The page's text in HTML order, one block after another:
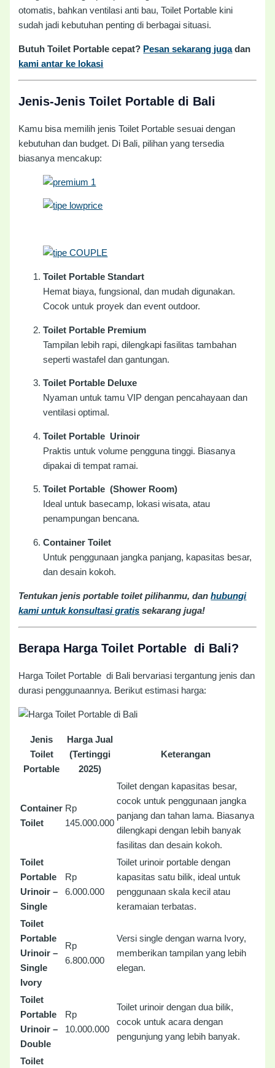
otomatis, bahkan ventilasi anti bau, Toilet Portable kini
sudah jadi kebutuhan penting di berbagai situasi.
Butuh Toilet Portable cepat? Pesan sekarang jugadan
kami antar ke lokasi
Jenis-Jenis Toilet Portable di Bali
Kamu bisa memilih jenis Toilet Portable sesuai dengan
kebutuhan dan budget. Di Bali, pilihan yang tersedia
biasanya mencakup:
Toilet Portable Standart
Hemat biaya, fungsional, dan mudah digunakan.
Cocok untuk proyek dan event outdoor.
Toilet Portable Premium
Tampilan lebih rapi, dilengkapi fasilitas tambahan
seperti wastafel dan gantungan.
Toilet Portable Deluxe
Nyaman untuk tamu VIP dengan pencahayaan dan
ventilasi optimal.
Toilet Portable Urinoir
Praktis untuk volume pengguna tinggi. Biasanya
dipakai di tempat ramai.
Toilet Portable (Shower Room)
Ideal untuk basecamp, lokasi wisata, atau
penampungan bencana.
Container Toilet
Untuk penggunaan jangka panjang, kapasitas besar,
dan desain kokoh.
Tentukan jenis portable toilet pilihanmu, danhubungi
kami untuk konsultasi gratis sekarang juga!
Berapa Harga Toilet Portable di Bali?
Harga Toilet Portable di Bali bervariasi tergantung jenis dan
durasi penggunaannya. Berikut estimasi harga:
Jenis
Toilet
Portable
Harga Jual
(Tertinggi
2025)
Keterangan
Container
Toilet
Rp
145.000.000
Toilet dengan kapasitas besar,
cocok untuk penggunaan jangka
panjang dan tahan lama. Biasanya
dilengkapi dengan lebih banyak
fasilitas dan desain kokoh.
Toilet
Portable
Urinoir –
Single
Rp
6.000.000
Toilet urinoir portable dengan
kapasitas satu bilik, ideal untuk
penggunaan skala kecil atau
keramaian terbatas.
Toilet
Portable
Urinoir –
Single
Ivory
Rp
6.800.000
Versi single dengan warna Ivory,
memberikan tampilan yang lebih
elegan.
Toilet
Portable
Urinoir –
Double
Rp
10.000.000
Toilet urinoir dengan dua bilik,
cocok untuk acara dengan
pengunjung yang lebih banyak.
Toilet